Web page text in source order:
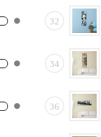
32
34
36